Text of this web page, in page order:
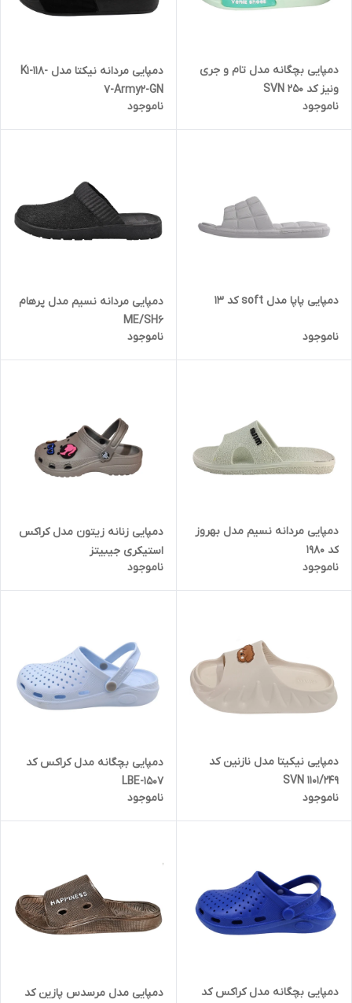
دمپایی بچگانه مدل تام و جری
ونیز کد SVN 250
ناموجود
دمپایی مردانه نیکتا مدل K1-118-
7-Army2-GN
ناموجود
دمپایی پاپا مدل soft کد 13
ناموجود
دمپایی مردانه نسیم مدل پرهام
ME/SH6
ناموجود
دمپایی مردانه نسیم مدل بهروز
کد 1980
ناموجود
دمپایی زنانه زیتون مدل کراکس
استیکری جیبیتز
ناموجود
دمپایی نیکیتا مدل نازنین کد
SVN 1101/249
ناموجود
دمپایی بچگانه مدل کراکس کد
1507-LBE
ناموجود
دمپایی بچگانه مدل کراکس کد
دمپایی مدل مرسدس پازین کد